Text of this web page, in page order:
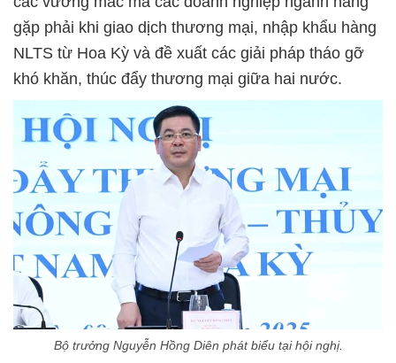
gặp phải khi giao dịch thương mại, nhập khẩu hàng
NLTS từ Hoa Kỳ và đề xuất các giải pháp tháo gỡ
khó khăn, thúc đẩy thương mại giữa hai nước.
Bộ trưởng Nguyễn Hồng Diên phát biểu tại hội nghị.